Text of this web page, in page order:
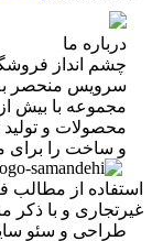
ما
انداز فروشگاه‌
منحصر به فرد
با بیش از یک
و تولید
را برای
از مطالب
و با ذکر منبع
و سئو سایت